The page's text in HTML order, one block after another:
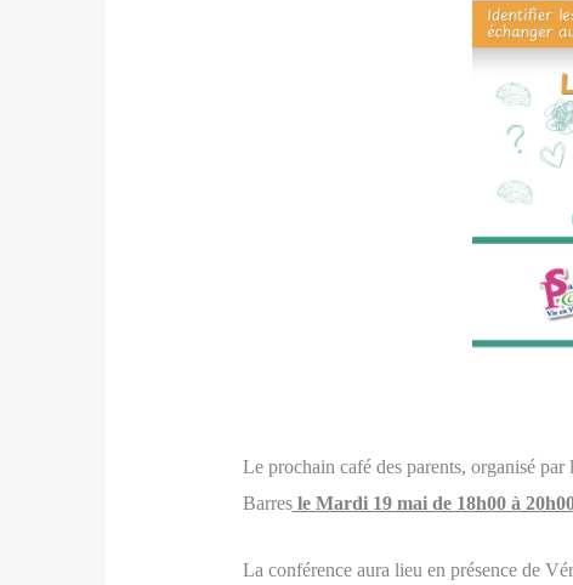
Le prochain café des parents, organisé
Barresle Mardi 19 mai de 18h00 à
La conférence aura lieu en présence de